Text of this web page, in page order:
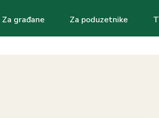
Za građane Za poduzetnike